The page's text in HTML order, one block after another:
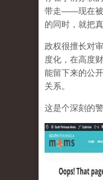
带走——现在被
的同时，就把
政权很擅长对
度化，在高度
能留下来的公
关系。
这是个深刻的警